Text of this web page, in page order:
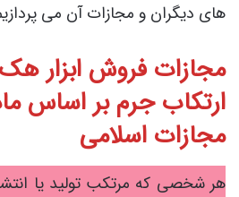
های دیگران و مجازات آن می
مجازات فروش ابزار هک
ارتکاب جرم بر اساس
مجازات اسلامی
هر شخصی که مرتکب تولید یا